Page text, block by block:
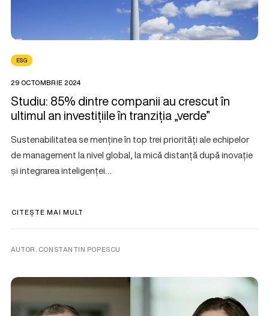
ESG
29 OCTOMBRIE 2024
Studiu: 85% dintre companii au crescut în
ultimul an investițiile în tranziția „verde”
Sustenabilitatea se menține în top trei priorități ale echipelor
de management la nivel global, la mică distanță după inovație
și integrarea inteligenței…
CITEȘTE MAI MULT
AUTOR. CONSTANTIN POPESCU